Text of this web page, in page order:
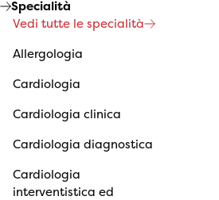
Specialità
Vedi tutte le specialità
Allergologia
Cardiologia
Cardiologia clinica
Cardiologia diagnostica
Cardiologia
interventistica ed